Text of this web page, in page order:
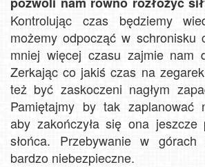
Kontrolując czas będziemy
możemy odpocząć w schronisku
mniej więcej czasu zajmie nam
Zerkając co jakiś czas na
też być zaskoczeni nagłym
Pamiętajmy by tak zaplanować
aby zakończyła się ona jeszcze
słońca. Przebywanie w
bardzo niebezpieczne.